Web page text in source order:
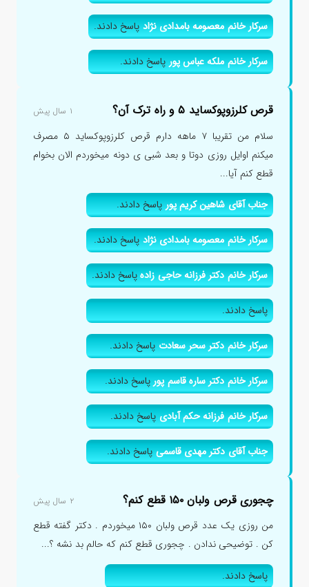
سرکار خانم معصومه بامدادی نژادپاسخ دادند.
سرکار خانم ملکه عباس پورپاسخ دادند.
قرص کلرزوپوکساید ۵ و راه ترک آن؟ ۱ سال پیش
سلام من تقریبا ۷ ماهه دارم قرص کلرزوپوکساید ۵ مصرف
میکنم اوایل روزی دوتا و بعد شبی ی دونه میخوردم الان بخوام
قطع کنم آیا...
جناب آقای شاهین کریم پورپاسخ دادند.
سرکار خانم معصومه بامدادی نژادپاسخ دادند.
سرکار خانم دکتر فرزانه حاجی زادهپاسخ دادند.
پاسخ دادند.
سرکار خانم دکتر سحر سعادتپاسخ دادند.
سرکار خانم دکتر ساره قاسم پورپاسخ دادند.
سرکار خانم فرزانه حکم آبادیپاسخ دادند.
جناب آقای دکتر مهدی قاسمیپاسخ دادند.
چجوری قرص ولبان ۱۵۰ قطع کنم؟ ۲ سال پیش
من روزی یک عدد قرص ولبان ۱۵۰ میخوردم . دکتر گفته قطع
کن . توضیحی ندادن . چجوری قطع کنم که حالم بد نشه ؟...
پاسخ دادند.